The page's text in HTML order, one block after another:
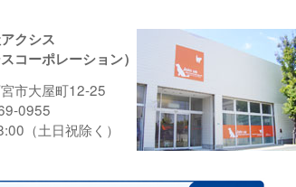
4
4
2
クシス
スコーポレーション）
市大屋町12-25
0955
（土日祝除く）